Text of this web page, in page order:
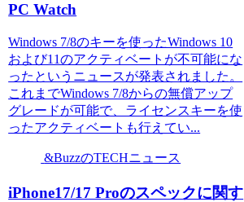
PC Watch
Windows 7/8のキーを使ったWindows 10
および11のアクティベートが不可能にな
ったというニュースが発表されました。
これまでWindows 7/8からの無償アップ
グレードが可能で、ライセンスキーを使
ったアクティベートも行えてい...
&BuzzのTECHニュース
iPhone17/17 Proのスペックに関す